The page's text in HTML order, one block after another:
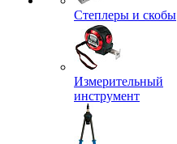
Степлеры и скобы
Измерительный
инструмент